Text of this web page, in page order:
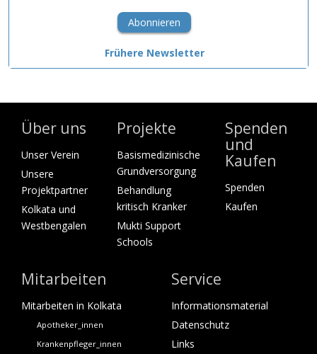
Abonnieren
Frühere Newsletter
Über uns
Unser Verein
Unsere
Projektpartner
Kolkata und
Westbengalen
Projekte
Basismedizinische
Grundversorgung
Behandlung
kritisch Kranker
Mukti Support
Schools
Spenden
und
Kaufen
Spenden
Kaufen
Mitarbeiten
Mitarbeiten in Kolkata
Apotheker_innen
Krankenpfleger_innen
Service
Informationsmaterial
Datenschutz
Links